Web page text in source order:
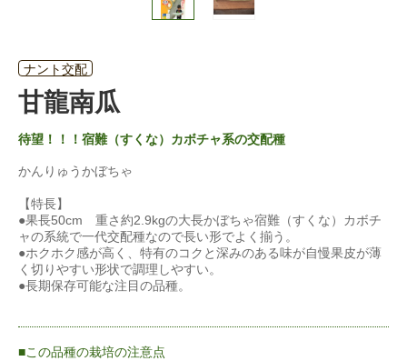
ナント交配
甘龍南瓜
待望！！！宿難（すくな）カボチャ系の交配種
かんりゅうかぼちゃ
【特長】
●果長50cm 重さ約2.9kgの大長かぼちゃ宿難（すくな）カボチ
ャの系統で一代交配種なので長い形でよく揃う。
●ホクホク感が高く、特有のコクと深みのある味が自慢果皮が薄
く切りやすい形状で調理しやすい。
●長期保存可能な注目の品種。
この品種の栽培の注意点